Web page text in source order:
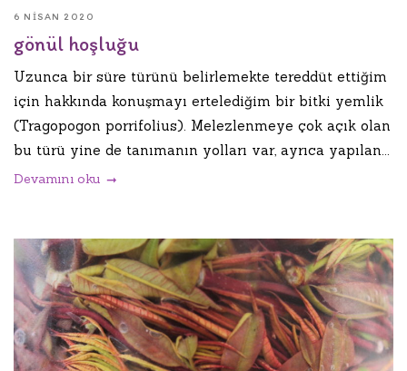
6 NISAN 2020
gönül hoşluğu
Uzunca bir süre türünü belirlemekte tereddüt ettiğim
için hakkında konuşmayı ertelediğim bir bitki yemlik
(Tragopogon porrifolius). Melezlenmeye çok açık olan
bu türü yine de tanımanın yolları var, ayrıca yapılan...
Devamını oku